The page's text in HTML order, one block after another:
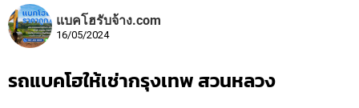
แบคโฮรับจ้าง.com
16/05/2024
รถแบคโฮให้เช่ากรุงเทพ สวนหลวง